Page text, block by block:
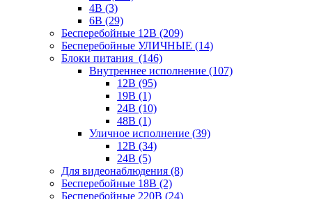
4В (3)
6В (29)
Бесперебойные 12В (209)
Бесперебойные УЛИЧНЫЕ (14)
Блоки питания (146)
Внутреннее исполнение (107)
12В (95)
19В (1)
24В (10)
48В (1)
Уличное исполнение (39)
12В (34)
24В (5)
Для видеонаблюдения (8)
Бесперебойные 18В (2)
Бесперебойные 220В (24)